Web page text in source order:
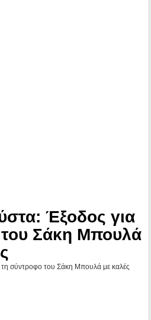
Έξοδος για
Σάκη Μπουλά